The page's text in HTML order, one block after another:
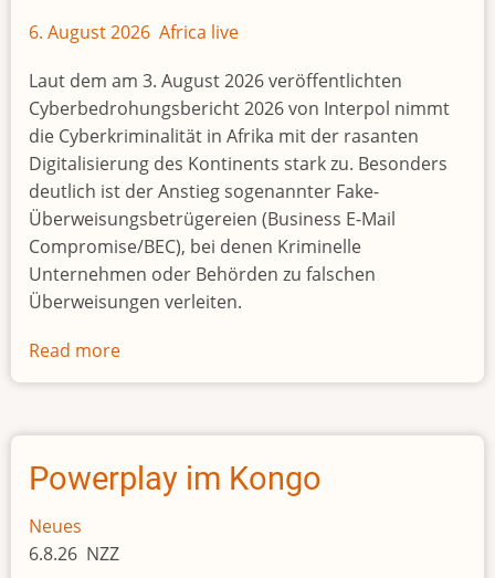
6. August 2026 Africa live
Laut dem am 3. August 2026 veröffentlichten
Cyberbedrohungsbericht 2026 von Interpol nimmt
die Cyberkriminalität in Afrika mit der rasanten
Digitalisierung des Kontinents stark zu. Besonders
deutlich ist der Anstieg sogenannter Fake-
Überweisungsbetrügereien (Business E-Mail
Compromise/BEC), bei denen Kriminelle
Unternehmen oder Behörden zu falschen
Überweisungen verleiten.
Read more
Afrika
sich
zur
Drehscheibe
Powerplay im Kongo
Neues
6.8.26 NZZ